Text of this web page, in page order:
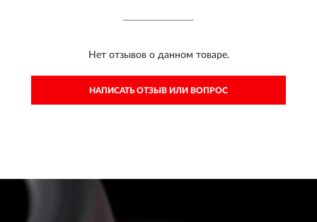
Нет отзывов о данном товаре.
НАПИСАТЬ ОТЗЫВ ИЛИ ВОПРОС